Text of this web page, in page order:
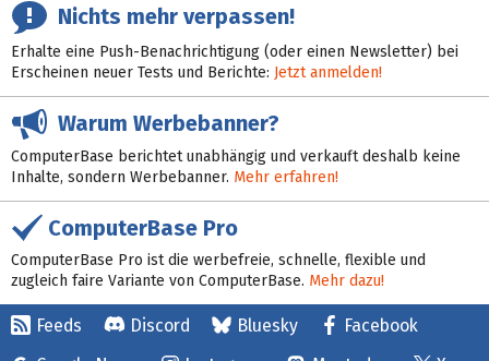
Nichts mehr verpassen!
Erhalte eine Push-Benachrichtigung (oder einen Newsletter) bei
Erscheinen neuer Tests und Berichte: Jetzt anmelden!
Warum Werbebanner?
ComputerBase berichtet unabhängig und verkauft deshalb keine
Inhalte, sondern Werbebanner. Mehr erfahren!
ComputerBase Pro
ComputerBase Pro ist die werbefreie, schnelle, flexible und
zugleich faire Variante von ComputerBase. Mehr dazu!
Feeds Discord Bluesky
Facebook